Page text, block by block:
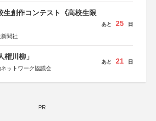
生創作コンテスト《高校生限
聞社
あと 25 日
権川柳」
ットワーク協議会
あと 21 日
PR